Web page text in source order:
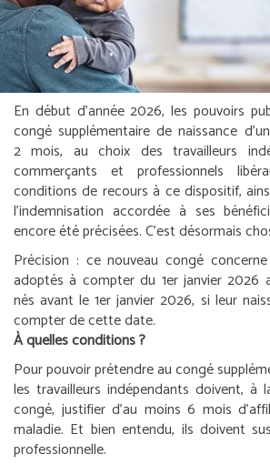
En début d’année 2026, les pouvoirs
congé supplémentaire de naissance
2 mois, au choix des travailleurs
commerçants et professionnels
conditions de recours à ce dispositif,
l’indemnisation accordée à ses
encore été précisées. C’est désormais
Précision : ce nouveau congé
adoptés à compter du 1erjanvier 2026
nés avant le 1er janvier 2026, si leur
compter de cette date.
À quelles conditions ?
Pour pouvoir prétendre au congé
les travailleurs indépendants doivent,
congé, justifier d’au moins 6 mois
maladie. Et bien entendu, ils doivent
professionnelle.